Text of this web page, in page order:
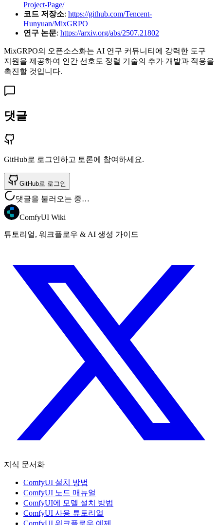
Project-Page/
코드 저장소: https://github.com/Tencent-
Hunyuan/MixGRPO
연구 논문: https://arxiv.org/abs/2507.21802
MixGRPO의 오픈소스화는 AI 연구 커뮤니티에 강력한 도구
지원을 제공하여 인간 선호도 정렬 기술의 추가 개발과 적용을
촉진할 것입니다.
댓글
GitHub로 로그인하고 토론에 참여하세요.
GitHub로 로그인
댓글을 불러오는 중…
ComfyUI Wiki
튜토리얼, 워크플로우 & AI 생성 가이드
지식 문서화
ComfyUI 설치 방법
ComfyUI 노드 매뉴얼
ComfyUI에 모델 설치 방법
ComfyUI 사용 튜토리얼